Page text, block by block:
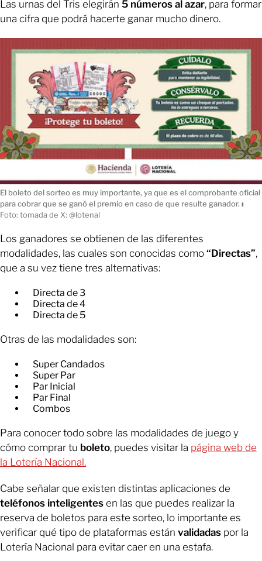
Las urnas del Tris elegirán 5 números al azar, para formar
una cifra que podrá hacerte ganar mucho dinero.
El boleto del sorteo es muy importante, ya que es el comprobante oficial
para cobrar que se ganó el premio en caso de que resulte ganador.ı
Foto: tomada de X: @lotenal
Los ganadores se obtienen de las diferentes
modalidades, las cuales son conocidas como “Directas”,
que a su vez tiene tres alternativas:
Directa de 3
Directa de 4
Directa de 5
Otras de las modalidades son:
Super Candados
Super Par
Par Inicial
Par Final
Combos
Para conocer todo sobre las modalidades de juego y
cómo comprar tu boleto, puedes visitar la página web de
la Lotería Nacional.
Cabe señalar que existen distintas aplicaciones de
teléfonos inteligentes en las que puedes realizar la
reserva de boletos para este sorteo, lo importante es
verificar qué tipo de plataformas están validadas por la
Lotería Nacional para evitar caer en una estafa.